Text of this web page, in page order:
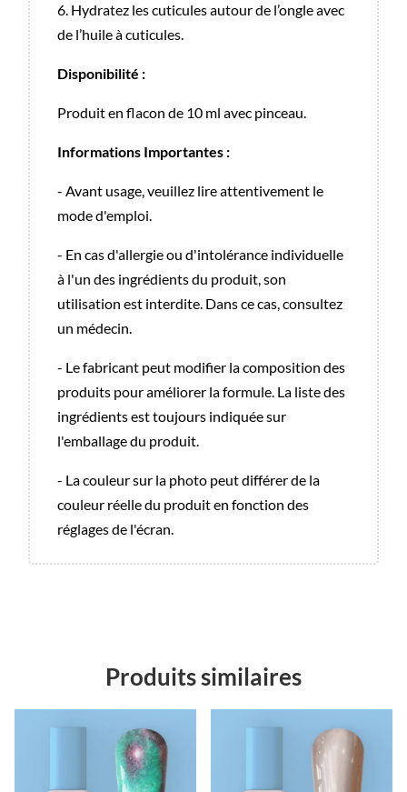
6. Hydratez les cuticules autour de l’ongle avec
de l’huile à cuticules.
Disponibilité :
Produit en flacon de 10 ml avec pinceau.
Informations Importantes :
- Avant usage, veuillez lire attentivement le
mode d'emploi.
- En cas d'allergie ou d'intolérance individuelle
à l'un des ingrédients du produit, son
utilisation est interdite. Dans ce cas, consultez
un médecin.
- Le fabricant peut modifier la composition des
produits pour améliorer la formule. La liste des
ingrédients est toujours indiquée sur
l'emballage du produit.
- La couleur sur la photo peut différer de la
couleur réelle du produit en fonction des
réglages de l'écran.
Produits similaires